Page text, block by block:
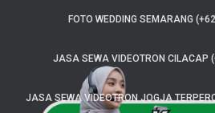
FOTO WEDDING SEMARANG
JASA SEWA VIDEOTRON
JASA SEWA VIDEOTRON JOGJA